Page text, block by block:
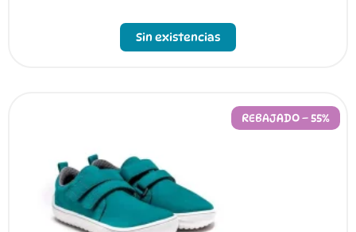
Sin existencias
REBAJADO – 55%